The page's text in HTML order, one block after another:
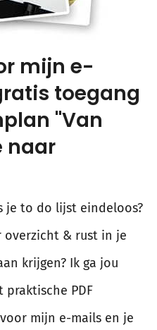
mijn e-
toegang
"Van
naar
je to do lijst eindeloos?
overzicht & rust in je
krijgen? Ik ga jou
PDF
mijn e-mails en je